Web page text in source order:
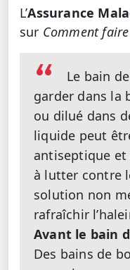
L’Assurance
sur Comment
Le bain
garder dans la
ou dilué dans
liquide peut
antiseptique
à lutter contre
solution non
rafraîchir
Avant le bain
Des bains de